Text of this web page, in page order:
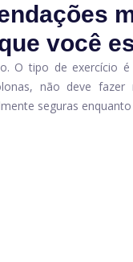
você
O tipo de exercício
não deve
seguras